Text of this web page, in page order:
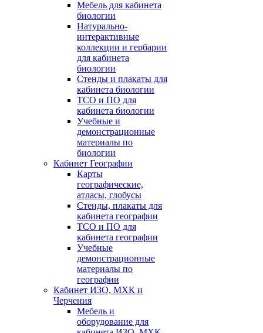
Мебель для кабинета
биологии
Натурально-
интерактивные
коллекции и гербарии
для кабинета
биологии
Стенды и плакаты для
кабинета биологии
ТСО и ПО для
кабинета биологии
Учебные и
демонстрационные
материалы по
биологии
Кабинет Географии
Карты
географические,
атласы, глобусы
Стенды, плакаты для
кабинета географии
ТСО и ПО для
кабинета географии
Учебные
демонстрационные
материалы по
географии
Кабинет ИЗО, МХК и
Черчения
Мебель и
оборудование для